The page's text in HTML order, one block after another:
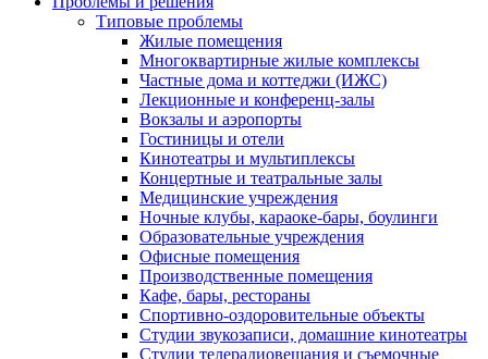
Типовые проблемы
Жилые помещения
Многоквартирные жилые комплексы
Частные дома и коттеджи (ИЖС)
Лекционные и конференц-залы
Вокзалы и аэропорты
Гостиницы и отели
Кинотеатры и мультиплексы
Концертные и театральные залы
Медицинские учреждения
Ночные клубы, караоке-бары, боулинги
Образовательные учреждения
Офисные помещения
Производственные помещения
Кафе, бары, рестораны
Спортивно-оздоровительные объекты
Студии звукозаписи, домашние кинотеатры
Студии телерадиовещания и съемочные